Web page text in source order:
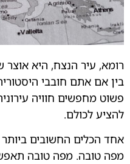
רומא, עיר הנצח, היא אוצר
בין אם אתם חובבי
פשוט מחפשים חוויה
להציע לכולם.
אחד הכלים החשובים ביותר
מפה טובה. מפה טובה